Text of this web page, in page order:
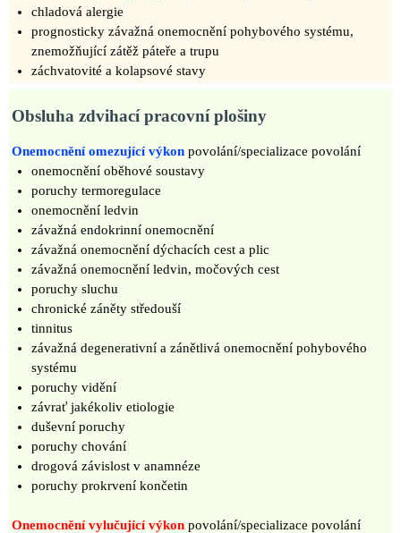
chladová alergie
prognosticky závažná onemocnění pohybového systému,
znemožňující zátěž páteře a trupu
záchvatovité a kolapsové stavy
Obsluha zdvihací pracovní plošiny
Onemocnění omezující výkon povolání/specializace povolání
onemocnění oběhové soustavy
poruchy termoregulace
onemocnění ledvin
závažná endokrinní onemocnění
závažná onemocnění dýchacích cest a plic
závažná onemocnění ledvin, močových cest
poruchy sluchu
chronické záněty středouší
tinnitus
závažná degenerativní a zánětlivá onemocnění pohybového
systému
poruchy vidění
závrať jakékoliv etiologie
duševní poruchy
poruchy chování
drogová závislost v anamnéze
poruchy prokrvení končetin
Onemocnění vylučující výkon povolání/specializace povolání